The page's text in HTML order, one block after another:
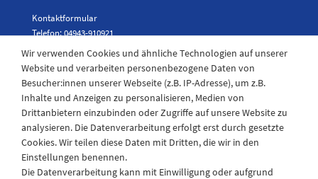
Kontaktformular
Telefon: 04943-910921
Laden Öffnungszeiten
Montag - Freitag
08:30 - 12:30 und 13.00 - 17.30 Uhr
Samstags
08:30 bis 12:30 Uhr
Wir verwenden Cookies und ähnliche Technologien auf unserer
Website und verarbeiten personenbezogene Daten von
Besucher:innen unserer Webseite (z.B. IP-Adresse), um z.B.
Inhalte und Anzeigen zu personalisieren, Medien von
Drittanbietern einzubinden oder Zugriffe auf unsere Website zu
analysieren. Die Datenverarbeitung erfolgt erst durch gesetzte
Cookies. Wir teilen diese Daten mit Dritten, die wir in den
Einstellungen benennen.
Die Datenverarbeitung kann mit Einwilligung oder aufgrund